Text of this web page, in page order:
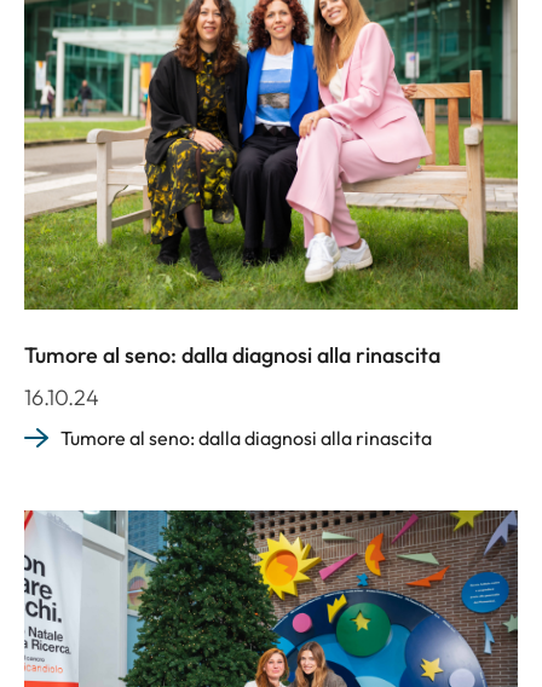
Tumore al seno: dalla diagnosi alla rinascita
16.10.24
Tumore al seno: dalla diagnosi alla rinascita